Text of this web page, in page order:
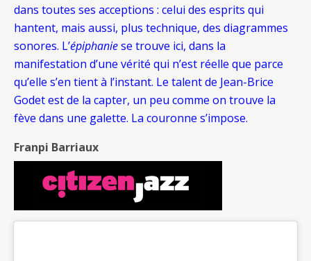
dans toutes ses acceptions : celui des esprits qui
hantent, mais aussi, plus technique, des diagrammes
sonores. L’épiphaniese trouve ici, dans la
manifestation d’une vérité qui n’est réelle que parce
qu’elle s’en tient à l’instant. Le talent de Jean-Brice
Godet est de la capter, un peu comme on trouve la
fève dans une galette. La couronne s’impose.
Franpi Barriaux